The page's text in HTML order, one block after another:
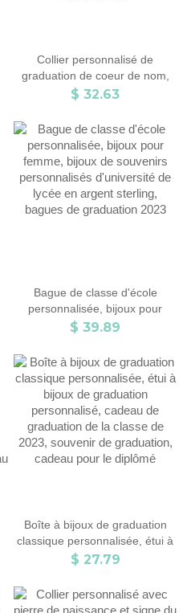
Collier personnalisé de
graduation de coeur de nom,
collier de chapeau de
souvenir de graduation, cadeau
de graduation pour les
diplômés/fille
$ 32.63
Bague de classe d'école
personnalisée, bijoux pour
femme, bijoux de souvenirs
lycée en argent sterling, bagues
de graduation 2023
$ 39.89
Boîte à bijoux de graduation
classique personnalisée, étui à
bijoux de graduation
graduation de la classe de
2023, souvenir de graduation,
$ 27.79